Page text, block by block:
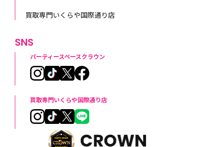
買取専門いくらや国際通り店
SNS
パーティースペースクラウン
買取専門いくらや国際通り店